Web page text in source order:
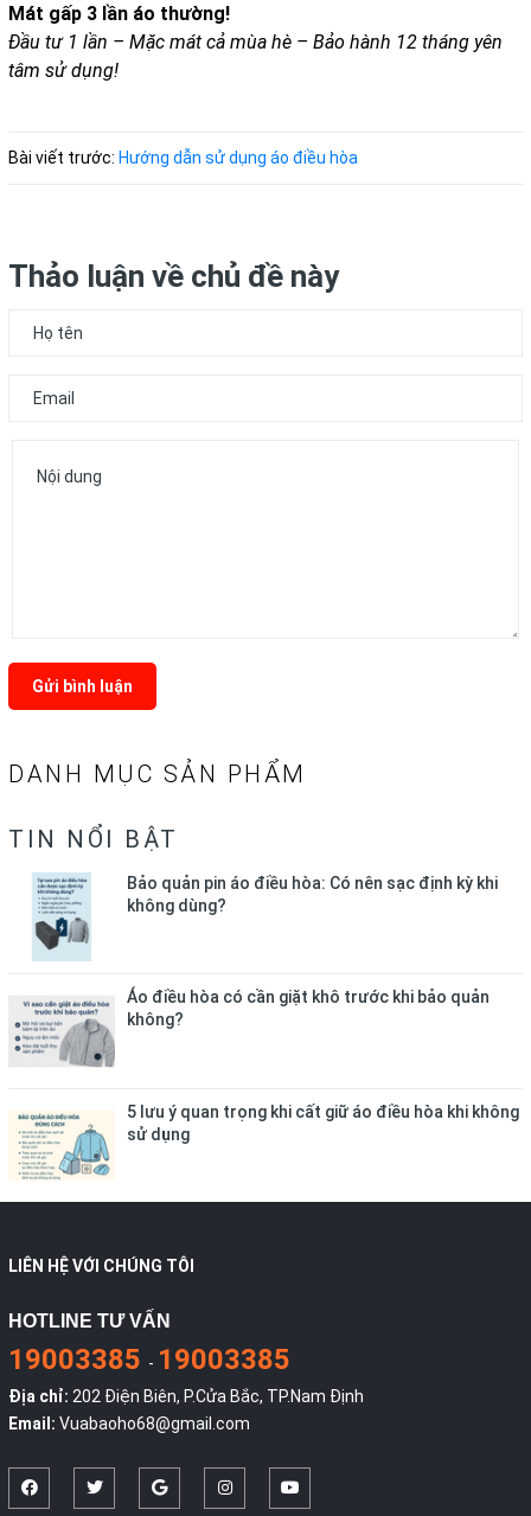
DANH MỤC SẢN PHẨM
TIN NỔI BẬT
Bảo quản pin áo điều hòa: Có nên sạc định kỳ khi
không dùng?
Áo điều hòa có cần giặt khô trước khi bảo quản
không?
5 lưu ý quan trọng khi cất giữ áo điều hòa khi không
sử dụng
Mát gấp 3 lần áo thường!
Đầu tư 1 lần – Mặc mát cả mùa hè – Bảo hành 12 tháng yên
tâm sử dụng!
Bài viết trước: Hướng dẫn sử dụng áo điều hòa
Thảo luận về chủ đề này
Gửi bình luận
LIÊN HỆ VỚI CHÚNG TÔI
HOTLINE TƯ VẤN
19003385 - 19003385
Địa chỉ: 202 Điện Biên, P.Cửa Bắc, TP.Nam Định
Email: Vuabaoho68@gmail.com